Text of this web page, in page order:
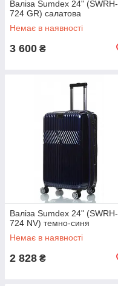
Валіза Sumdex 24" (SWRH-
724 GR) салатова
Немає в наявності
3 600 ₴
Валіза Sumdex 24" (SWRH-
724 NV) темно-синя
Немає в наявності
2 828 ₴